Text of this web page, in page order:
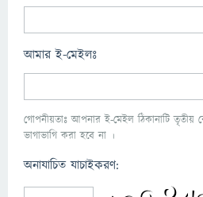
আমার ই-মেইলঃ
গোপনীয়তাঃ আপনার ই-মেইল ঠিকানাটি তৃতীয়
ভাগাভাগি করা হবে না ।
অনাযাচিত যাচাইকরণ: